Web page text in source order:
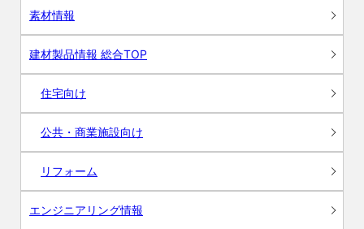
素材情報
建材製品情報 総合TOP
住宅向け
公共・商業施設向け
リフォーム
エンジニアリング情報